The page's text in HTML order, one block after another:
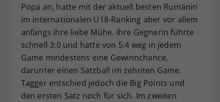
Popa an, hatte mit der aktuell besten Rumänin
im internationalen U18-Ranking aber vor allem
anfangs ihre liebe Mühe. Ihre Gegnerin führte
schnell 3:0 und hatte von 5:4 weg in jedem
Game mindestens eine Gewinnchance,
darunter einen Satzball im zehnten Game.
Tagger entschied jedoch die Big Points und
den ersten Satz noch für sich. Im zweiten